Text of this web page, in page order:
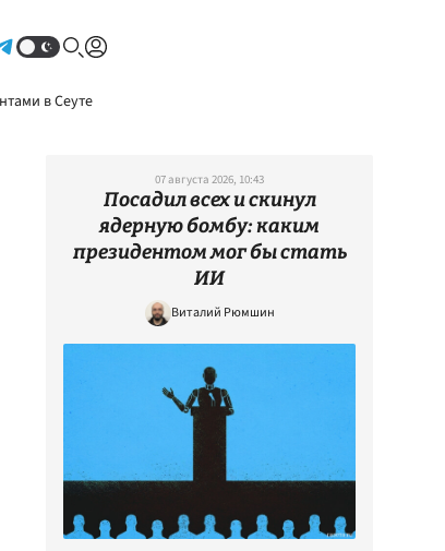
в Сеуте
07 августа 2026, 10:43
Посадил всех и скинул
ядерную бомбу: каким
президентом мог бы стать
ИИ
Виталий Рюмшин